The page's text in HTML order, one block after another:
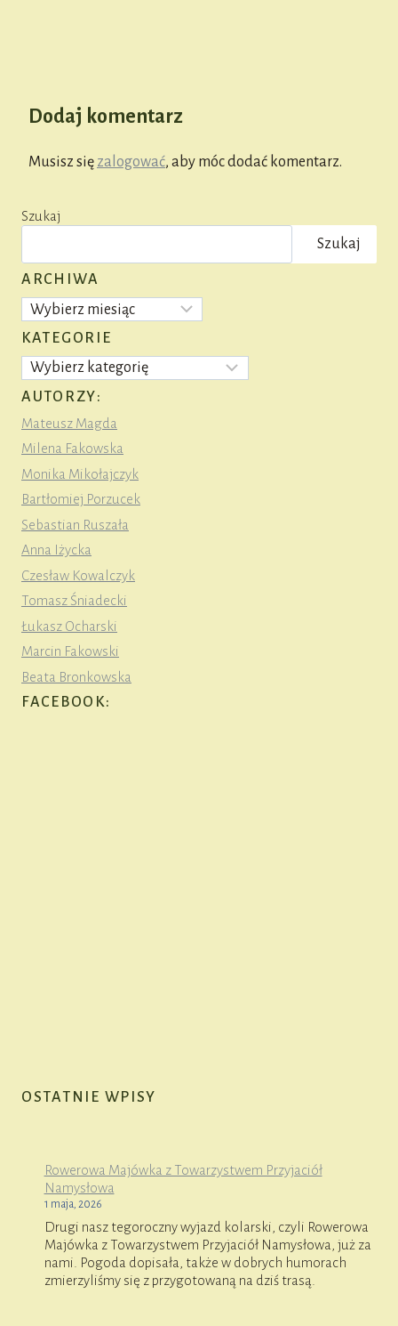
Dodaj komentarz
Musisz się zalogować, aby móc dodać komentarz.
Szukaj
Szukaj
ARCHIWA
Archiwa
KATEGORIE
Kategorie
AUTORZY:
Mateusz Magda
Milena Fakowska
Monika Mikołajczyk
Bartłomiej Porzucek
Sebastian Ruszała
Anna Iżycka
Czesław Kowalczyk
Tomasz Śniadecki
Łukasz Ocharski
Marcin Fakowski
Beata Bronkowska
FACEBOOK:
OSTATNIE WPISY
Rowerowa Majówka z Towarzystwem Przyjaciół
Namysłowa
1 maja, 2026
Drugi nasz tegoroczny wyjazd kolarski, czyli Rowerowa
Majówka z Towarzystwem Przyjaciół Namysłowa, już za
nami. Pogoda dopisała, także w dobrych humorach
zmierzyliśmy się z przygotowaną na dziś trasą.